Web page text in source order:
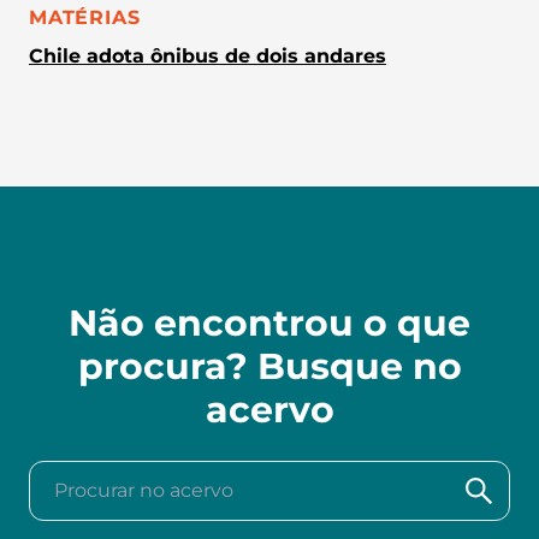
CATEGORIA:
MATÉRIAS
Chile adota ônibus de dois andares
Não encontrou o que
procura? Busque no
acervo
Procurar no acervo